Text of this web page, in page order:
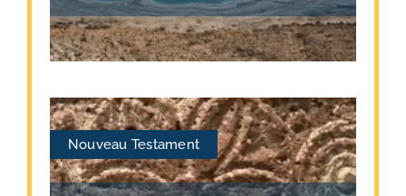
Nouveau Testament